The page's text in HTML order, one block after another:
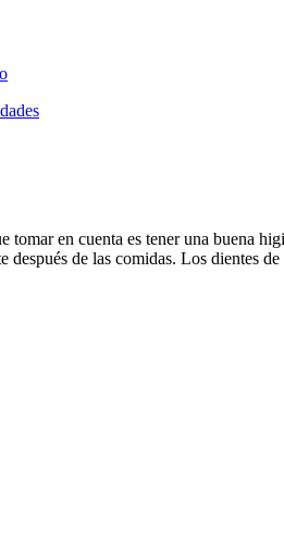
tomar en cuenta es tener una buena
después de las comidas. Los dientes